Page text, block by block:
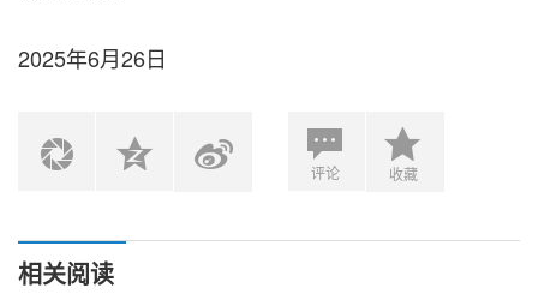
2025年6月26日
评论 收藏
相关阅读